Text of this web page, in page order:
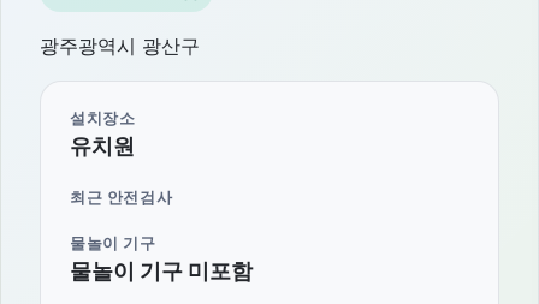
광주광역시 광산구
설치장소
유치원
최근 안전검사
물놀이 기구
물놀이 기구 미포함